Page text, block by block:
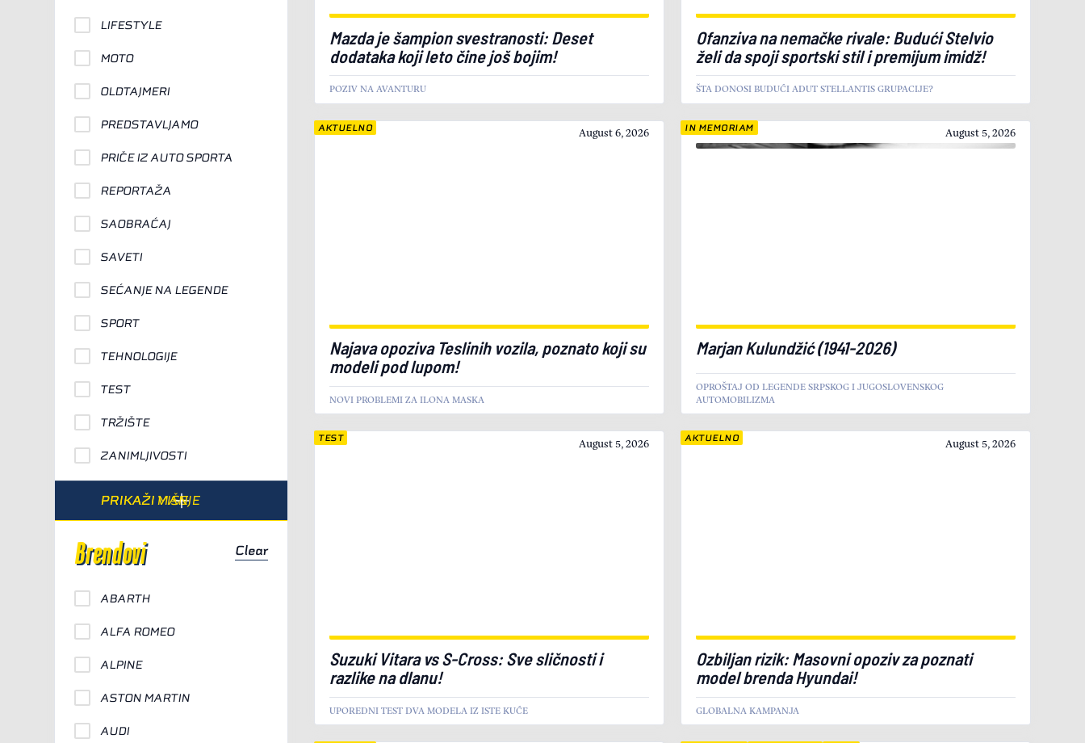
LIFESTYLE
MOTO
OLDTAJMERI
PREDSTAVLJAMO
PRIČE IZ AUTO SPORTA
REPORTAŽA
SAOBRAĆAJ
SAVETI
SEĆANJE NA LEGENDE
SPORT
TEHNOLOGIJE
TEST
TRŽIŠTE
ZANIMLJIVOSTI
PRIKAŽI VIŠE
PRIKAŽI MANJE
Brendovi Clear
ABARTH
ALFA ROMEO
ALPINE
ASTON MARTIN
AUDI
Mazda je šampion svestranosti: Deset
dodataka koji leto čine još bojim!
POZIV NA AVANTURU
Ofanziva na nemačke rivale: Budući Stelvio
želi da spoji sportski stil i premijum imidž!
ŠTA DONOSI BUDUĆI ADUT STELLANTIS GRUPACIJE?
AKTUELNO August 6, 2026
Najava opoziva Teslinih vozila, poznato koji su
modeli pod lupom!
NOVI PROBLEMI ZA ILONA MASKA
IN MEMORIAM August 5, 2026
Marjan Kulundžić (1941-2026)
OPROŠTAJ OD LEGENDE SRPSKOG I JUGOSLOVENSKOG
AUTOMOBILIZMA
TEST August 5, 2026
Suzuki Vitara vs S-Cross: Sve sličnosti i
razlike na dlanu!
UPOREDNI TEST DVA MODELA IZ ISTE KUĆE
AKTUELNO August 5, 2026
Ozbiljan rizik: Masovni opoziv za poznati
model brenda Hyundai!
GLOBALNA KAMPANJA